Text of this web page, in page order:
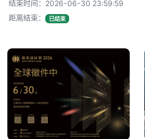
结束时间：2026-06-30 23:59:59
距离结束：
已结束